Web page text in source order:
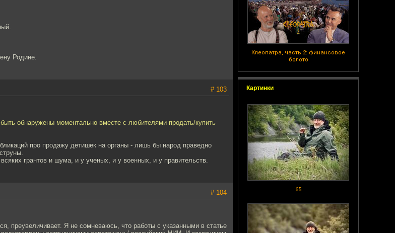
Клеопатра, часть 2: финансовое
болото
Картинки
65
Родине.
# 103
обнаружены моментально вместе с любителями продать/купить
про продажу детишек на органы - лишь бы народ праведно
грантов и шума, и у ученых, и у военных, и у правительств.
# 104
преувеличивает. Я не сомневаюсь, что работы с указанными в статье